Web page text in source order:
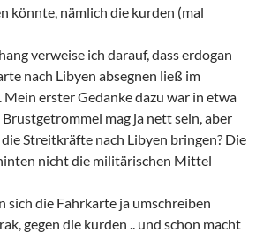
könnte, nämlich die kurden (mal
verweise ich darauf, dass erdogan
nach Libyen absegnen ließ im
erster Gedanke dazu war in etwa
Brustgetrommel mag ja nett sein, aber
Streitkräfte nach Libyen bringen? Die
nicht die militärischen Mittel
sich die Fahrkarte ja umschreiben
gegen die kurden .. und schon macht